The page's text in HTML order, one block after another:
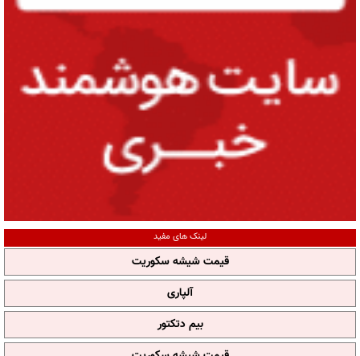
لینک های مفید
قیمت شیشه سکوریت
آلپاری
بیم دتکتور